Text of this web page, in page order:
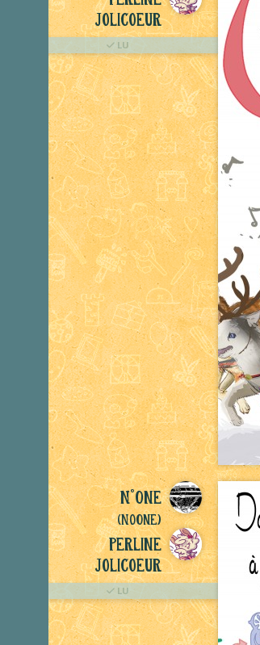
Jolicoeur
LU
N°One
(NoOne)
Perline
Jolicoeur
LU